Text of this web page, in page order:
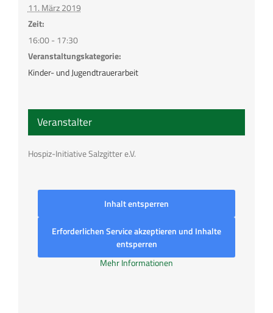
11. März 2019
Zeit:
16:00 - 17:30
Veranstaltungskategorie:
Kinder- und Jugendtrauerarbeit
Veranstalter
Hospiz-Initiative Salzgitter e.V.
Inhalt entsperren
Erforderlichen Service akzeptieren und Inhalte
entsperren
Mehr Informationen